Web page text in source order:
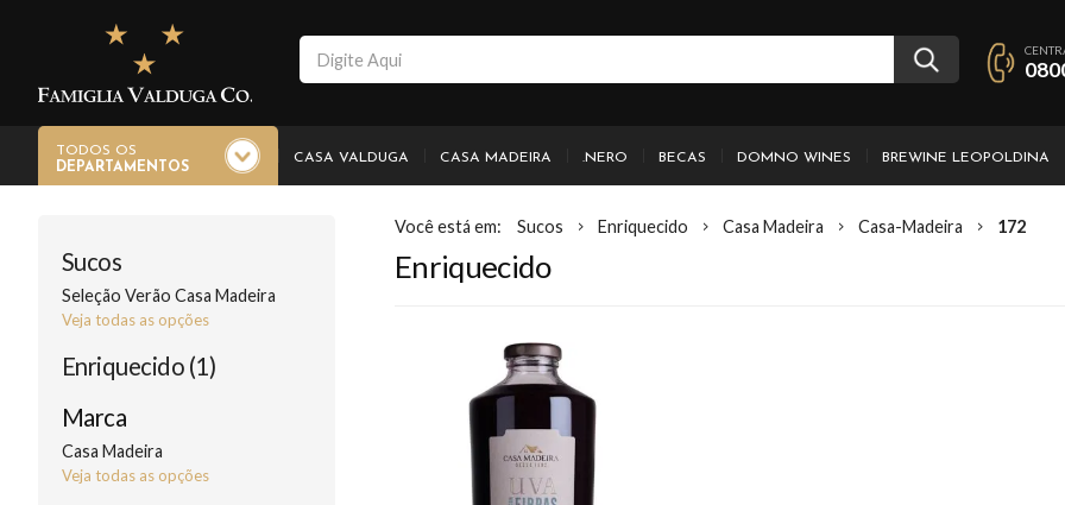
TODOS OS
DEPARTAMENTOS
CASA VALDUGA CASA MADEIRA .NERO BECAS DOMNO WINES BREWINE LEOPOLDINA
Sucos
Seleção Verão Casa Madeira
Veja todas as opções
Enriquecido (1)
Marca
Casa Madeira
Veja todas as opções
Sucos Enriquecido Casa Madeira Casa-Madeira 172
Enriquecido